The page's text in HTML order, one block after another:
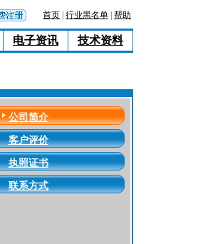
首页 行业黑名单 帮助
电子资讯 技术资料
公司简介
客户评价
执照证书
联系方式